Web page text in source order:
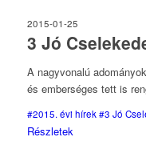
2015-01-25
3 Jó
A nagyvonalú
és emberséges tett is
#2015. évi hírek #3 Jó
Részletek